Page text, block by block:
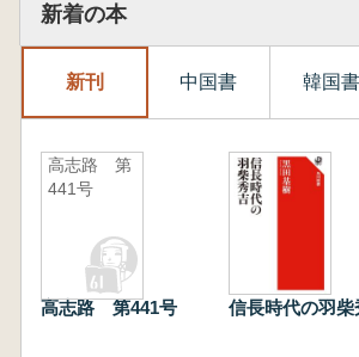
新着の本
新刊 中国書 韓国書
高志路 第
441号
高志路 第441号 信長時代の羽柴